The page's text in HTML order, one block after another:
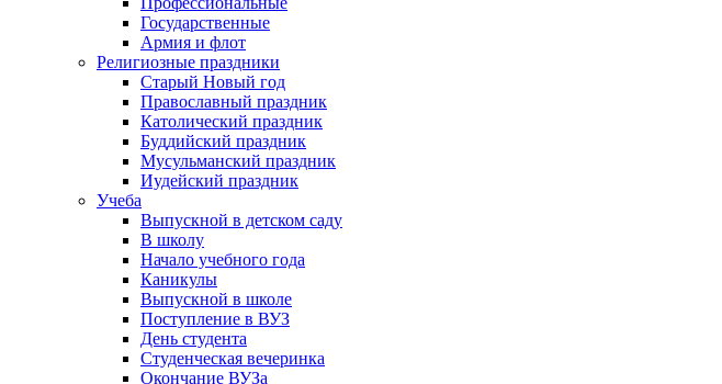
Государственные
Армия и флот
Религиозные праздники
Старый Новый год
Православный праздник
Католический праздник
Буддийский праздник
Мусульманский праздник
Иудейский праздник
Учеба
Выпускной в детском саду
В школу
Начало учебного года
Каникулы
Выпускной в школе
Поступление в ВУЗ
День студента
Студенческая вечеринка
Окончание ВУЗа